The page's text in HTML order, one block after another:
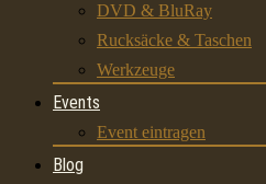
DVD & BluRay
Rucksäcke & Taschen
Werkzeuge
Events
Event eintragen
Blog